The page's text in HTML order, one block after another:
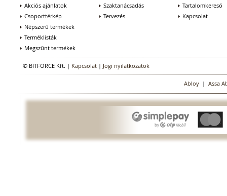
Akciós ajánlatok
Csoporttérkép
Népszerű termékek
Terméklisták
Megszűnt termékek
Szaktanácsadás
Tervezés
Tartalomkereső
Kapcsolat
© BITFORCE Kft. | Kapcsolat | Jogi nyilatkozatok
Abloy| Assa